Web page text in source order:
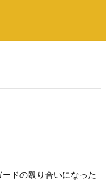
ドの殴り合いになった